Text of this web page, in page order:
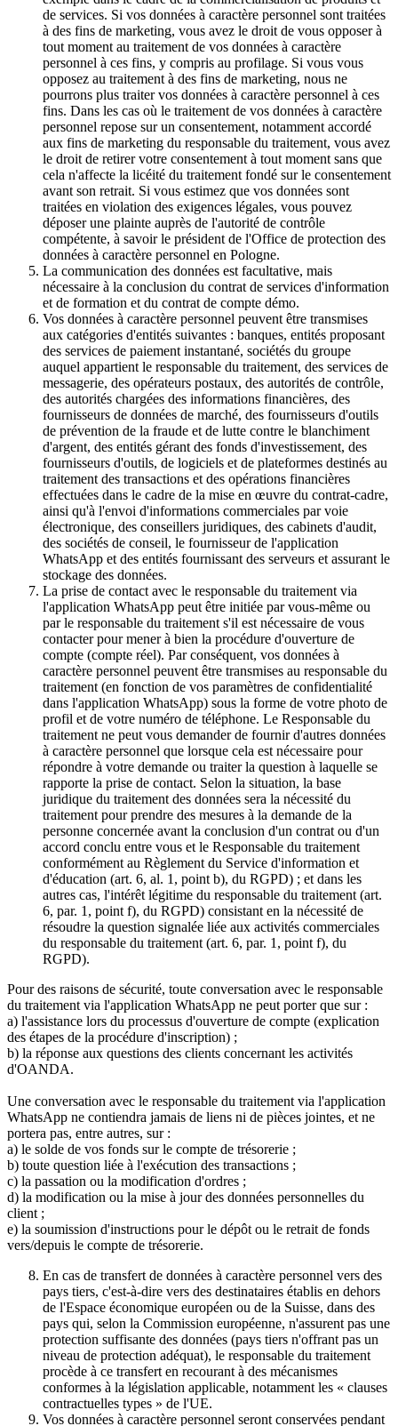
de services. Si vos données à caractère personnel sont traitées
à des fins de marketing, vous avez le droit de vous opposer à
tout moment au traitement de vos données à caractère
personnel à ces fins, y compris au profilage. Si vous vous
opposez au traitement à des fins de marketing, nous ne
pourrons plus traiter vos données à caractère personnel à ces
fins. Dans les cas où le traitement de vos données à caractère
personnel repose sur un consentement, notamment accordé
aux fins de marketing du responsable du traitement, vous avez
le droit de retirer votre consentement à tout moment sans que
cela n'affecte la licéité du traitement fondé sur le consentement
avant son retrait. Si vous estimez que vos données sont
traitées en violation des exigences légales, vous pouvez
déposer une plainte auprès de l'autorité de contrôle
compétente, à savoir le président de l'Office de protection des
données à caractère personnel en Pologne.
La communication des données est facultative, mais
nécessaire à la conclusion du contrat de services d'information
et de formation et du contrat de compte démo.
Vos données à caractère personnel peuvent être transmises
aux catégories d'entités suivantes : banques, entités proposant
des services de paiement instantané, sociétés du groupe
auquel appartient le responsable du traitement, des services de
messagerie, des opérateurs postaux, des autorités de contrôle,
des autorités chargées des informations financières, des
fournisseurs de données de marché, des fournisseurs d'outils
de prévention de la fraude et de lutte contre le blanchiment
d'argent, des entités gérant des fonds d'investissement, des
fournisseurs d'outils, de logiciels et de plateformes destinés au
traitement des transactions et des opérations financières
effectuées dans le cadre de la mise en œuvre du contrat-cadre,
ainsi qu'à l'envoi d'informations commerciales par voie
électronique, des conseillers juridiques, des cabinets d'audit,
des sociétés de conseil, le fournisseur de l'application
WhatsApp et des entités fournissant des serveurs et assurant le
stockage des données.
La prise de contact avec le responsable du traitement via
l'application WhatsApp peut être initiée par vous-même ou
par le responsable du traitement s'il est nécessaire de vous
contacter pour mener à bien la procédure d'ouverture de
compte (compte réel). Par conséquent, vos données à
caractère personnel peuvent être transmises au responsable du
traitement (en fonction de vos paramètres de confidentialité
dans l'application WhatsApp) sous la forme de votre photo de
profil et de votre numéro de téléphone. Le Responsable du
traitement ne peut vous demander de fournir d'autres données
à caractère personnel que lorsque cela est nécessaire pour
répondre à votre demande ou traiter la question à laquelle se
rapporte la prise de contact. Selon la situation, la base
juridique du traitement des données sera la nécessité du
traitement pour prendre des mesures à la demande de la
personne concernée avant la conclusion d'un contrat ou d'un
accord conclu entre vous et le Responsable du traitement
conformément au Règlement du Service d'information et
d'éducation (art. 6, al. 1, point b), du RGPD) ; et dans les
autres cas, l'intérêt légitime du responsable du traitement (art.
6, par. 1, point f), du RGPD) consistant en la nécessité de
résoudre la question signalée liée aux activités commerciales
du responsable du traitement (art. 6, par. 1, point f), du
RGPD).
Pour des raisons de sécurité, toute conversation avec le responsable
du traitement via l'application WhatsApp ne peut porter que sur :
a) l'assistance lors du processus d'ouverture de compte (explication
des étapes de la procédure d'inscription) ;
b) la réponse aux questions des clients concernant les activités
d'OANDA.
Une conversation avec le responsable du traitement via l'application
WhatsApp ne contiendra jamais de liens ni de pièces jointes, et ne
portera pas, entre autres, sur :
a) le solde de vos fonds sur le compte de trésorerie ;
b) toute question liée à l'exécution des transactions ;
c) la passation ou la modification d'ordres ;
d) la modification ou la mise à jour des données personnelles du
client ;
e) la soumission d'instructions pour le dépôt ou le retrait de fonds
vers/depuis le compte de trésorerie.
En cas de transfert de données à caractère personnel vers des
pays tiers, c'est-à-dire vers des destinataires établis en dehors
de l'Espace économique européen ou de la Suisse, dans des
pays qui, selon la Commission européenne, n'assurent pas une
protection suffisante des données (pays tiers n'offrant pas un
niveau de protection adéquat), le responsable du traitement
procède à ce transfert en recourant à des mécanismes
conformes à la législation applicable, notamment les « clauses
contractuelles types » de l'UE.
Vos données à caractère personnel seront conservées pendant